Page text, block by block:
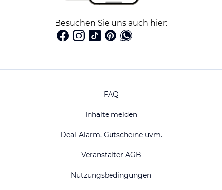
Besuchen Sie uns auch hier:
FAQ
Inhalte melden
Deal-Alarm, Gutscheine uvm.
Veranstalter AGB
Nutzungsbedingungen